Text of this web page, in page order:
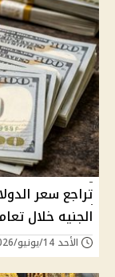
تراجع سعر
الجنيه خلال
الأحد 14/يونيو/2026 - 05:38 م